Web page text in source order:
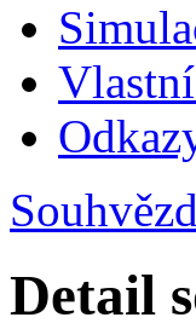
Detail